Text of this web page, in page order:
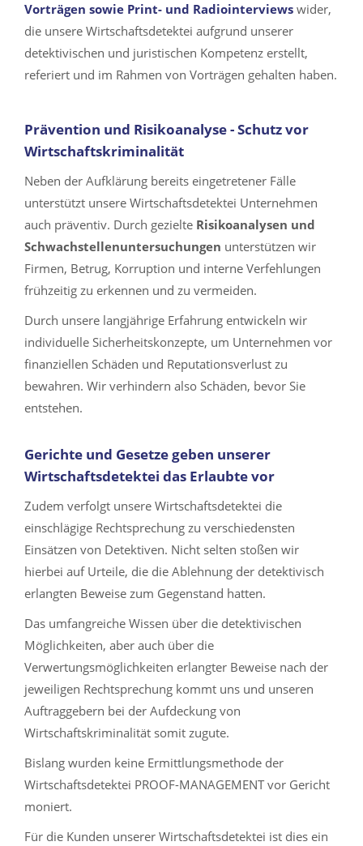
Vorträgen sowie Print- und Radiointerviews wider,
die unsere Wirtschaftsdetektei aufgrund unserer
detektivischen und juristischen Kompetenz erstellt,
referiert und im Rahmen von Vorträgen gehalten haben.
Prävention und Risikoanalyse - Schutz vor
Wirtschaftskriminalität
Neben der Aufklärung bereits eingetretener Fälle
unterstützt unsere Wirtschaftsdetektei Unternehmen
auch präventiv. Durch gezielte Risikoanalysen und
Schwachstellenuntersuchungen unterstützen wir
Firmen, Betrug, Korruption und interne Verfehlungen
frühzeitig zu erkennen und zu vermeiden.
Durch unsere langjährige Erfahrung entwickeln wir
individuelle Sicherheitskonzepte, um Unternehmen vor
finanziellen Schäden und Reputationsverlust zu
bewahren. Wir verhindern also Schäden, bevor Sie
entstehen.
Gerichte und Gesetze geben unserer
Wirtschaftsdetektei das Erlaubte vor
Zudem verfolgt unsere Wirtschaftsdetektei die
einschlägige Rechtsprechung zu verschiedensten
Einsätzen von Detektiven. Nicht selten stoßen wir
hierbei auf Urteile, die die Ablehnung der detektivisch
erlangten Beweise zum Gegenstand hatten.
Das umfangreiche Wissen über die detektivischen
Möglichkeiten, aber auch über die
Verwertungsmöglichkeiten erlangter Beweise nach der
jeweiligen Rechtsprechung kommt uns und unseren
Auftraggebern bei der Aufdeckung von
Wirtschaftskriminalität somit zugute.
Bislang wurden keine Ermittlungsmethode der
Wirtschaftsdetektei PROOF-MANAGEMENT vor Gericht
moniert.
Für die Kunden unserer Wirtschaftsdetektei ist dies ein